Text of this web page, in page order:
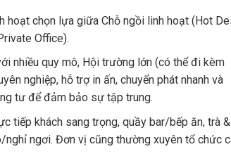
hoạt chọn lựa giữa Chỗ ngồi linh hoạt (Hot
Office).
nhiều quy mô, Hội trường lớn (có thể đi kèm
nghiệp, hỗ trợ in ấn, chuyển phát nhanh và
tư để đảm bảo sự tập trung.
tiếp khách sang trọng, quầy bar/bếp ăn, trà
nghỉ ngơi. Đơn vị cũng thường xuyên tổ chức